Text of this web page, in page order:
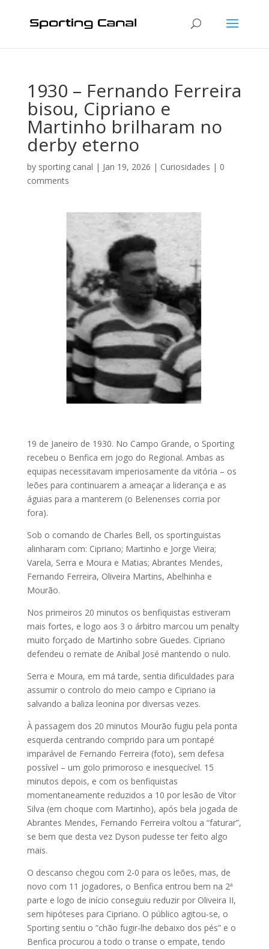
1930 – Fernando Ferreira
bisou, Cipriano e
Martinho brilharam no
derby eterno
by sporting canal | Jan 19, 2026 | Curiosidades | 0
comments
19 de Janeiro de 1930. No Campo Grande, o Sporting
recebeu o Benfica em jogo do Regional. Ambas as
equipas necessitavam imperiosamente da vitória – os
leões para continuarem a ameaçar a liderança e as
águias para a manterem (o Belenenses corria por
fora).
Sob o comando de Charles Bell, os sportinguistas
alinharam com: Cipriano; Martinho e Jorge Vieira;
Varela, Serra e Moura e Matias; Abrantes Mendes,
Fernando Ferreira, Oliveira Martins, Abelhinha e
Mourão.
Nos primeiros 20 minutos os benfiquistas estiveram
mais fortes, e logo aos 3 o árbitro marcou um penalty
muito forçado de Martinho sobre Guedes. Cipriano
defendeu o remate de Aníbal José mantendo o nulo.
Serra e Moura, em má tarde, sentia dificuldades para
assumir o controlo do meio campo e Cipriano ia
salvando a baliza leonina por diversas vezes.
À passagem dos 20 minutos Mourão fugiu pela ponta
esquerda centrando comprido para um pontapé
imparável de Fernando Ferreira (foto), sem defesa
possível – um golo primoroso e inesquecível. 15
minutos depois, e com os benfiquistas
momentaneamente reduzidos a 10 por lesão de Vítor
Silva (em choque com Martinho), após bela jogada de
Abrantes Mendes, Fernando Ferreira voltou a “faturar”,
se bem que desta vez Dyson pudesse ter feito algo
mais.
O descanso chegou com 2-0 para os leões, mas, de
novo com 11 jogadores, o Benfica entrou bem na 2ª
parte e logo de início conseguiu reduzir por Oliveira II,
sem hipóteses para Cipriano. O público agitou-se, o
Sporting sentiu o “chão fugir-lhe debaixo dos pés” e o
Benfica procurou a todo o transe o empate, tendo